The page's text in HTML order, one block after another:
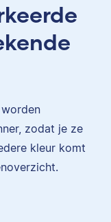
zodat je ze
kleur komt